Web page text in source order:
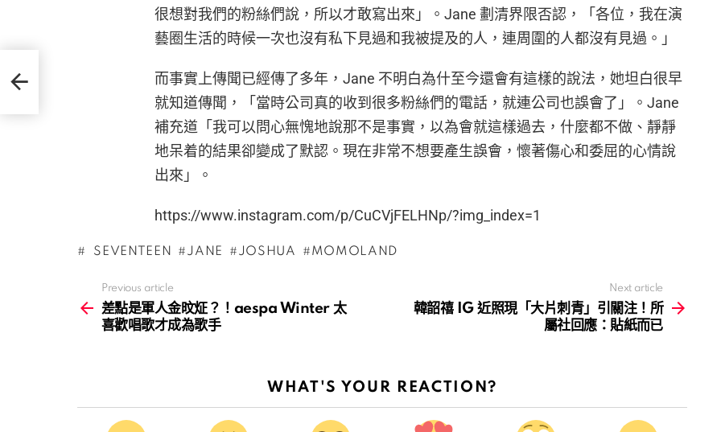
很想對我們的粉絲們說，所以才敢寫出來」。Jane 劃清界限否認，「各位，我在演
藝圈生活的時候一次也沒有私下見過和我被提及的人，連周圍的人都沒有見過。」
而事實上傳聞已經傳了多年，Jane 不明白為什至今還會有這樣的說法，她坦白很早
就知道傳聞，「當時公司真的收到很多粉絲們的電話，就連公司也誤會了」。Jane
補充道「我可以問心無愧地說那不是事實，以為會就這樣過去，什麼都不做、靜靜
地呆着的結果卻變成了默認。現在非常不想要產生誤會，懷著傷心和委屈的心情說
出來」。
https://www.instagram.com/p/CuCVjFELHNp/?img_index=1
SEVENTEEN JANE JOSHUA MOMOLAND
more
Previous article
差點是軍人金旼炡？！aespa Winter 太
喜歡唱歌才成為歌手
Next article
韓韶禧 IG 近照現「大片刺青」引關注！所
屬社回應：貼紙而已
WHAT'S YOUR REACTION?
喜